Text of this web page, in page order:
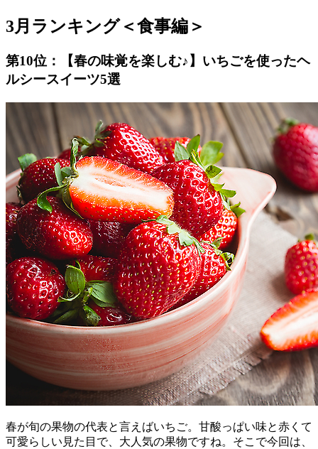
3月ランキング＜食事編＞
第10位：【春の味覚を楽しむ♪】いちごを使ったヘ
ルシースイーツ5選
春が旬の果物の代表と言えばいちご。甘酸っぱい味と赤くて
可愛らしい見た目で、大人気の果物ですね。そこで今回は、